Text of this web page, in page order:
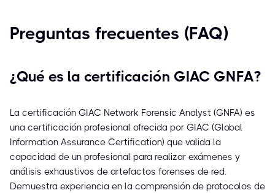
Preguntas frecuentes (FAQ)
¿Qué es la certificación GIAC GNFA?
La certificación GIAC Network Forensic Analyst (GNFA) es
una certificación profesional ofrecida por GIAC (Global
Information Assurance Certification) que valida la
capacidad de un profesional para realizar exámenes y
análisis exhaustivos de artefactos forenses de red.
Demuestra experiencia en la comprensión de protocolos de